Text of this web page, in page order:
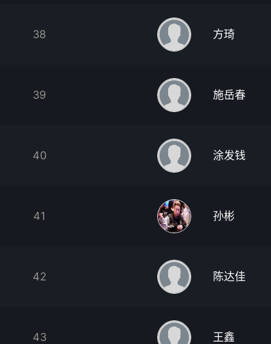
38 方琦
39 施岳春
40 涂发钱
41 孙彬
42 陈达佳
43 王鑫